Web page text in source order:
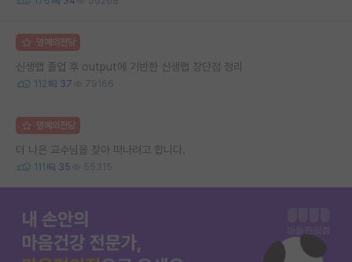
명예의전당
신생랩 졸업 후 output에 기반한 신생랩 장단점 정리
112 37 79166
명예의전당
더 나은 교수님을 찾아 떠나려고 합니다.
111 35 55315